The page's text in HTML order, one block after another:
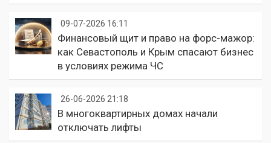
09-07-2026 16:11
Финансовый щит и право на форс-мажор:
как Севастополь и Крым спасают бизнес
в условиях режима ЧС
26-06-2026 21:18
В многоквартирных домах начали
отключать лифты